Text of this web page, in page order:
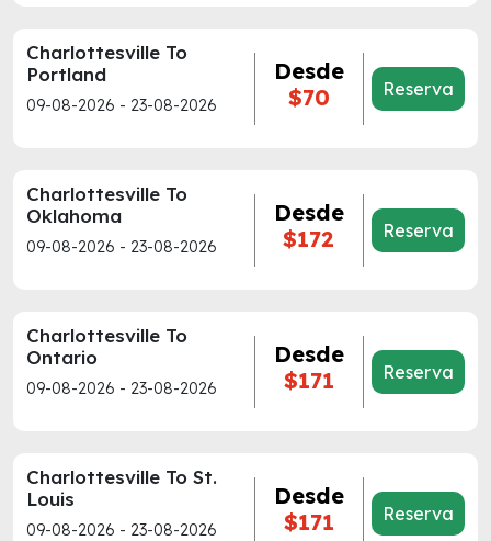
Charlottesville To
Portland
09-08-2026 - 23-08-2026
Desde
$70
Reserva
Charlottesville To
Oklahoma
09-08-2026 - 23-08-2026
Desde
$172
Reserva
Charlottesville To
Ontario
09-08-2026 - 23-08-2026
Desde
$171
Reserva
Charlottesville To St.
Louis
09-08-2026 - 23-08-2026
Desde
$171
Reserva